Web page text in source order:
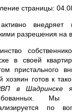
страницы:
внедряет
разрешения на
в своей
пристального
хозяин готов к
в Шадринске
по